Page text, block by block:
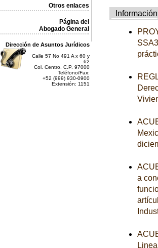
Otros enlaces
Página del
Abogado General
Dirección de Asuntos Jurídicos
Calle 57 No 491 A x 60 y
62
Col. Centro, C.P. 97000
Teléfono/Fax:
+52 (999) 930-0900
Extensión: 1151
Información
a